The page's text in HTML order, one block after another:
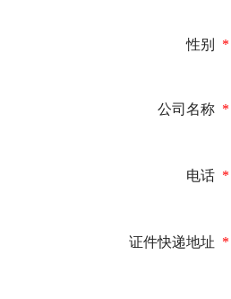
性别 *
公司名称 *
电话 *
证件快递地址 *